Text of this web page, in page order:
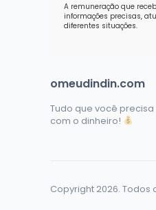
A remuneração que
informações precisas,
diferentes situações.
omeudindin.com
Tudo que você
com o dinheiro!
Copyright 2026.